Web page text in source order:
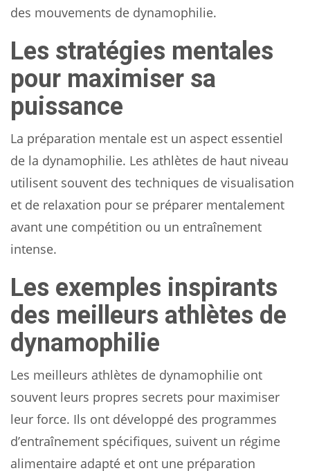
des mouvements de dynamophilie.
Les stratégies mentales
pour maximiser sa
puissance
La préparation mentale est un aspect essentiel
de la dynamophilie. Les athlètes de haut niveau
utilisent souvent des techniques de visualisation
et de relaxation pour se préparer mentalement
avant une compétition ou un entraînement
intense.
Les exemples inspirants
des meilleurs athlètes de
dynamophilie
Les meilleurs athlètes de dynamophilie ont
souvent leurs propres secrets pour maximiser
leur force. Ils ont développé des programmes
d’entraînement spécifiques, suivent un régime
alimentaire adapté et ont une préparation